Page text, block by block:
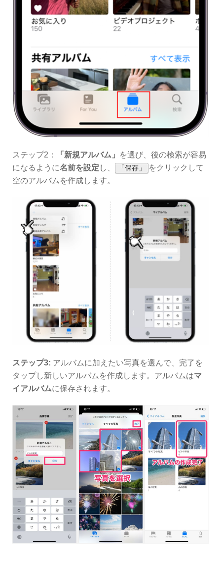
ステップ2： 「新規アルバム」
を選び、後の検索が容易
になるように名前を設定 し、 「保存」
をクリックして
空のアルバムを作成します。
ステップ3: アルバムに加えたい写真を選んで、 完了 を
タップし新しいアルバムを作成します。アルバムはマ
イアルバムに保存されます。